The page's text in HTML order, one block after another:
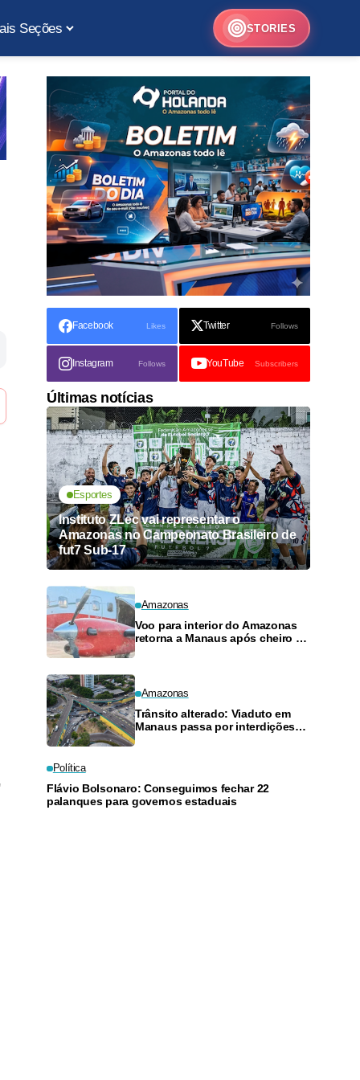
Seções STORIES
Facebook Likes Twitter Follows
Instagram Follows YouTube Subscribers
Últimas notícias
Esportes
Instituto ZLec vai representar o
Amazonas no Campeonato Brasileiro de
fut7 Sub-17
Amazonas
Voo para interior do Amazonas
retorna a Manaus após cheiro de
Amazonas
Trânsito alterado: Viaduto em
Manaus passa por interdições
Política
Flávio Bolsonaro: Conseguimos fechar 22
palanques para governos estaduais